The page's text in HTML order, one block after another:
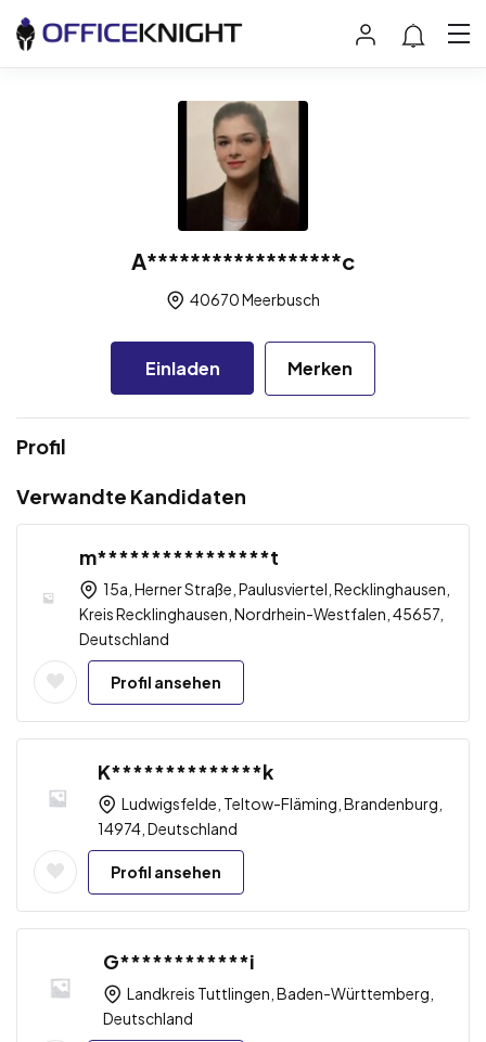
A******************c
40670 Meerbusch
Einladen Merken
Profil
Verwandte Kandidaten
m****************t
15a, Herner Straße, Paulusviertel, Recklinghausen,
Kreis Recklinghausen, Nordrhein-Westfalen, 45657,
Deutschland
Profil ansehen
K**************k
Ludwigsfelde, Teltow-Fläming, Brandenburg,
14974, Deutschland
Profil ansehen
G************i
Landkreis Tuttlingen, Baden-Württemberg,
Deutschland